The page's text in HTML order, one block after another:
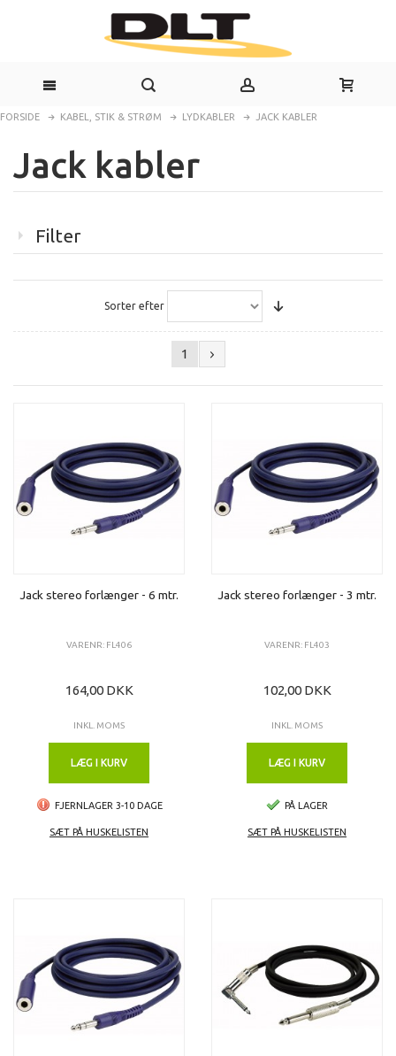
FORSIDE KABEL, STIK & STRØM LYDKABLER JACK KABLER
Jack kabler
Filter
Sorter efter
1
Jack stereo forlænger - 6 mtr.
VARENR: FL406
164,00 DKK
INKL. MOMS
LÆG I KURV
FJERNLAGER 3-10 DAGE
SÆT PÅ HUSKELISTEN
Jack stereo forlænger - 3 mtr.
VARENR: FL403
102,00 DKK
INKL. MOMS
LÆG I KURV
PÅ LAGER
SÆT PÅ HUSKELISTEN